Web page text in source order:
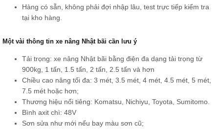
Hàng có sẵn, không phải đợi nhập lâu, test trực tiếp kiểm tra
tại kho hàng.
Một vài thông tin xe nâng Nhật bãi cần lưu ý
Tải trọng: xe nâng Nhật bãi bằng điện đa dạng tải trọng từ
900kg, 1 tấn, 1.5 tấn, 2 tấn, 2.5 tấn và hơn
Chiều cao nâng tối đa: 3 mét, 3.5 mét, 4 mét, 4.5 mét, 5 mét,
7.5 mét hoặc hơn;
Thương hiệu nổi tiêng: Komatsu, Nichiyu, Toyota, Sumitomo.
Bình axit chì: 48V
Sơn sửa như mới nếu bay màu sơn cũ;